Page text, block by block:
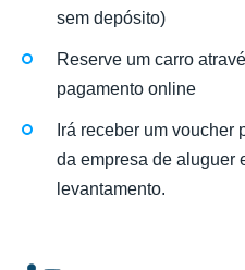
sem depósito)
Reserve um carro
pagamento online
Irá receber um voucher
da empresa de aluguer
levantamento.